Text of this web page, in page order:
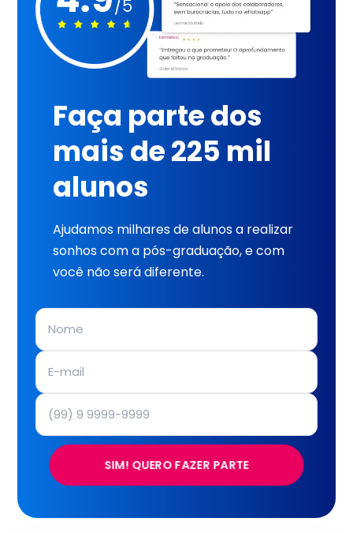
Faça parte dos
mais de 225 mil
alunos
Ajudamos milhares de alunos a realizar
sonhos com a pós-graduação, e com
você não será diferente.
SIM! QUERO FAZER PARTE